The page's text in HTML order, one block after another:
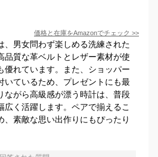
価格と在庫をAmazonでチェック >>
、男女問わず楽しめる洗練された
品質な革ベルトとレザー素材が使
優れています。また、ショッパー
いているため、プレゼントにも最
ながら高級感が漂う時計は、普段
広く活躍します。ペアで揃えるこ
、素敵な思い出作りにもぴったり